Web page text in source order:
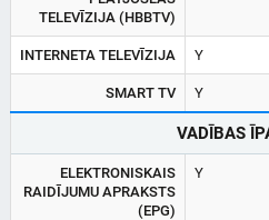
TELEVĪZIJA (HBBTV)
INTERNETA TELEVĪZIJA Y
SMART TV Y
VADĪBAS
ELEKTRONISKAIS
RAIDĪJUMU APRAKSTS
(EPG)
Y